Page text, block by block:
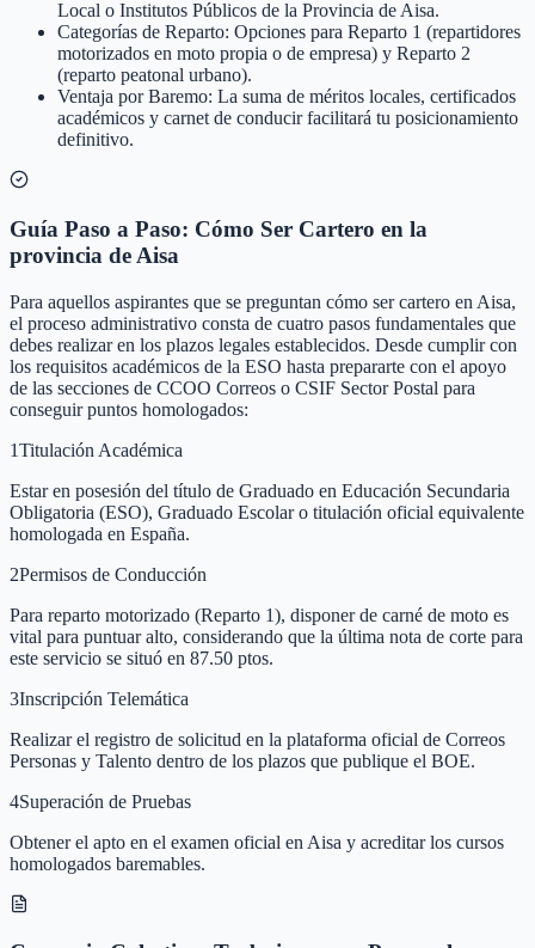
Local o Institutos Públicos de la Provincia de Aisa.
Categorías de Reparto: Opciones para Reparto 1 (repartidores
motorizados en moto propia o de empresa) y Reparto 2
(reparto peatonal urbano).
Ventaja por Baremo: La suma de méritos locales, certificados
académicos y carnet de conducir facilitará tu posicionamiento
definitivo.
Guía Paso a Paso: Cómo Ser Cartero en la
provincia de Aisa
Para aquellos aspirantes que se preguntan cómo ser cartero en Aisa,
el proceso administrativo consta de cuatro pasos fundamentales que
debes realizar en los plazos legales establecidos. Desde cumplir con
los requisitos académicos de la ESO hasta prepararte con el apoyo
de las secciones de CCOO Correos o CSIF Sector Postal para
conseguir puntos homologados:
1Titulación Académica
Estar en posesión del título de Graduado en Educación Secundaria
Obligatoria (ESO), Graduado Escolar o titulación oficial equivalente
homologada en España.
2Permisos de Conducción
Para reparto motorizado (Reparto 1), disponer de carné de moto es
vital para puntuar alto, considerando que la última nota de corte para
este servicio se situó en 87.50 ptos.
3Inscripción Telemática
Realizar el registro de solicitud en la plataforma oficial de Correos
Personas y Talento dentro de los plazos que publique el BOE.
4Superación de Pruebas
Obtener el apto en el examen oficial en Aisa y acreditar los cursos
homologados baremables.